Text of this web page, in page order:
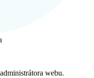
webu.